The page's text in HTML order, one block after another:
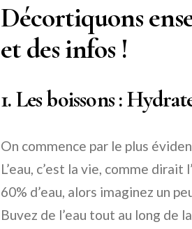
Décortiquons
et des infos !
1. Les boissons :
On commence par le plus
L’eau, c’est la vie, comme
60% d’eau, alors imaginez un
Buvez de l’eau tout au long de